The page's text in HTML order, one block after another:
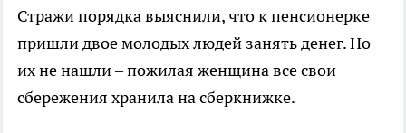
Стражи порядка выяснили, что к пенсионерке
пришли двое молодых людей занять денег. Но
их не нашли – пожилая женщина все свои
сбережения хранила на сберкнижке.